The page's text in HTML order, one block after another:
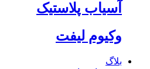
آسیاب پلاستیک
وکیوم لیفت
بلاگ